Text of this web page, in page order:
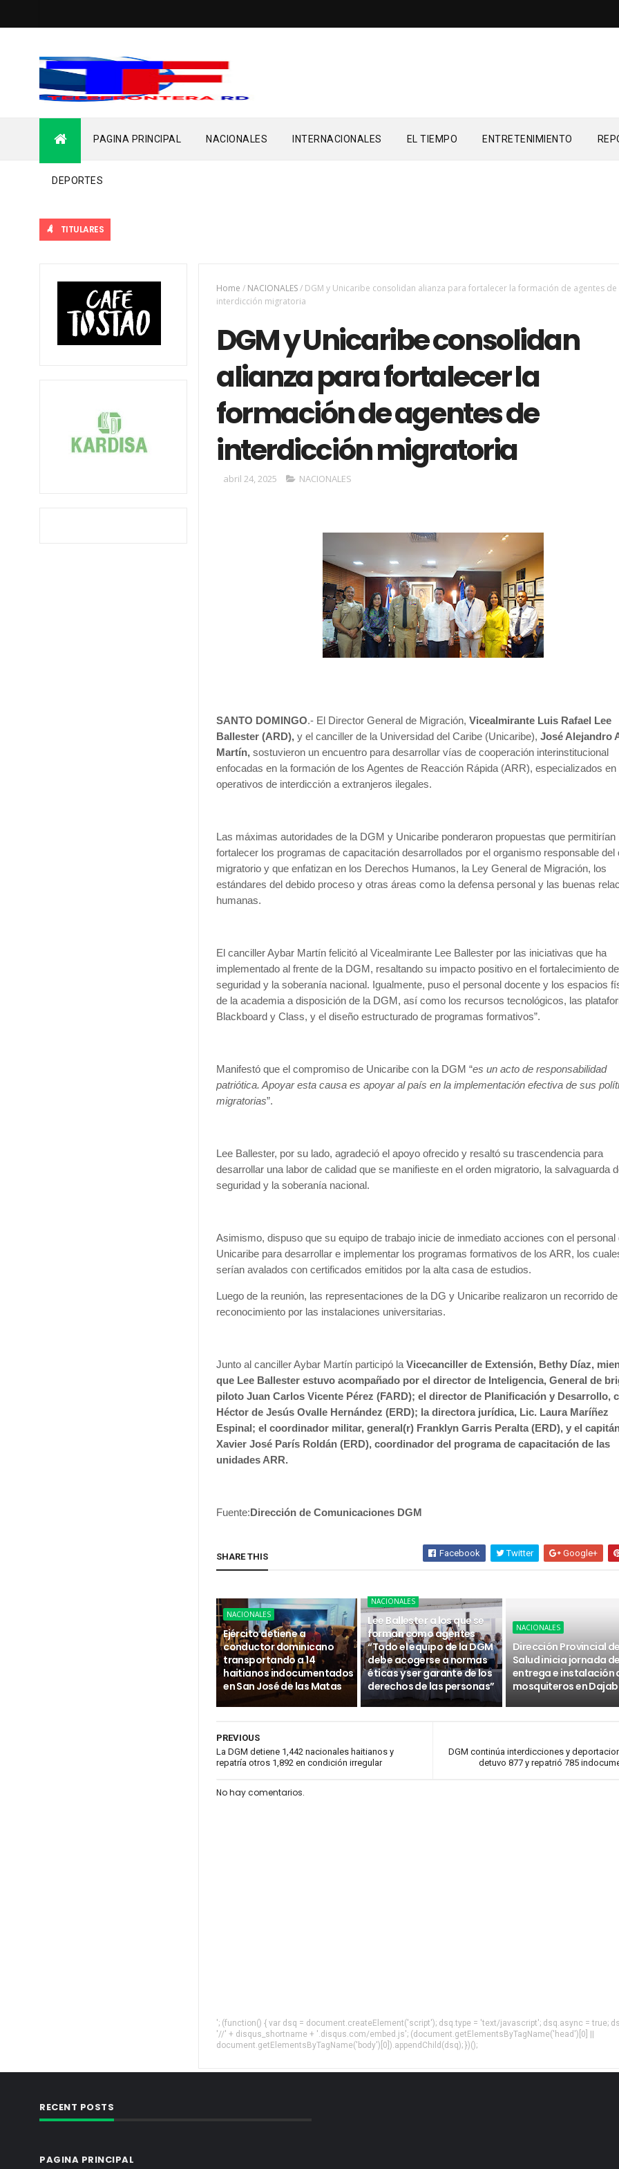
PAGINA PRINCIPAL NACIONALES INTERNACIONALES EL TIEMPO ENTRETENIMIENTO
DEPORTES
TITULARES
Home / NACIONALES/ DGM y Unicaribe consolidan alianza para fortalecer la formación de agentes de
interdicción migratoria
DGM y Unicaribe consolidan
alianza para fortalecer la
formación de agentes de
interdicción migratoria
abril 24, 2025 NACIONALES
SANTO DOMINGO.- El Director General de Migración,Vicealmirante Luis Rafael Lee
Ballester (ARD),y el canciller de la Universidad del Caribe (Unicaribe),José Alejandro
Martín,sostuvieron un encuentro para desarrollar vías de cooperación interinstitucional
enfocadas en la formación de los Agentes de Reacción Rápida (ARR), especializados en
operativos de interdicción a extranjeros ilegales.
Las máximas autoridades de la DGM y Unicaribe ponderaron propuestas que permitirían
fortalecer los programas de capacitación desarrollados por el organismo responsable del
migratorio y que enfatizan en los Derechos Humanos, la Ley General de Migración, los
estándares del debido proceso y otras áreas como la defensa personal y las buenas
humanas.
El canciller Aybar Martín felicitó al Vicealmirante Lee Ballester por las iniciativas que ha
implementado al frente de la DGM, resaltando su impacto positivo en el fortalecimiento
seguridad y la soberanía nacional. Igualmente, puso el personal docente y los espacios
de la academia a disposición de la DGM, así como los recursos tecnológicos, las
Blackboard y Class, y el diseño estructurado de programas formativos”.
Manifestó que el compromiso de Unicaribe con la DGM “es un acto de responsabilidad
patriótica. Apoyar esta causa es apoyar al país en la implementación efectiva de sus
migratorias”.
Lee Ballester, por su lado, agradeció el apoyo ofrecido y resaltó su trascendencia para
desarrollar una labor de calidad que se manifieste en el orden migratorio, la salvaguarda
seguridad y la soberanía nacional.
Asimismo, dispuso que su equipo de trabajo inicie de inmediato acciones con el personal
Unicaribe para desarrollar e implementar los programas formativos de los ARR, los
serían avalados con certificados emitidos por la alta casa de estudios.
Luego de la reunión, las representaciones de la DG y Unicaribe realizaron un recorrido de
reconocimiento por las instalaciones universitarias.
Junto al canciller Aybar Martín participó laVicecanciller de Extensión, Bethy Díaz,
que Lee Ballester estuvo acompañado por el director de Inteligencia, General de
piloto Juan Carlos Vicente Pérez (FARD); el director de Planificación y Desarrollo,
Héctor de Jesús Ovalle Hernández (ERD); la directora jurídica, Lic. Laura Maríñez
Espinal; el coordinador militar, general(r) Franklyn Garris Peralta (ERD), y el
Xavier José París Roldán (ERD), coordinador del programa de capacitación de las
unidades ARR.
Fuente:Dirección de Comunicaciones DGM
SHARE THIS Facebook Twitter Google+
NACIONALES
Ejército detiene a
conductor dominicano
transportando a 14
haitianos indocumentados
en San José de las Matas
NACIONALES
Lee Ballester a los que se
forman como agentes
“Todo el equipo de la DGM
debe acogerse a normas
éticas y ser garante de los
derechos de las personas”
NACIONALES
Dirección Provincial de
Salud inicia jornada de
entrega e instalación
mosquiteros en
DGM continúa interdicciones y
detuvo 877 y repatrió 785
PREVIOUS
La DGM detiene 1,442 nacionales haitianos y
repatría otros 1,892 en condición irregular
No hay comentarios.
'; (function() { var dsq = document.createElement('script'); dsq.type = 'text/javascript'; dsq.async = true;
'//' + disqus_shortname + '.disqus.com/embed.js'; (document.getElementsByTagName('head')[0] ||
document.getElementsByTagName('body')[0]).appendChild(dsq); })();
RECENT POSTS
PAGINA PRINCIPAL